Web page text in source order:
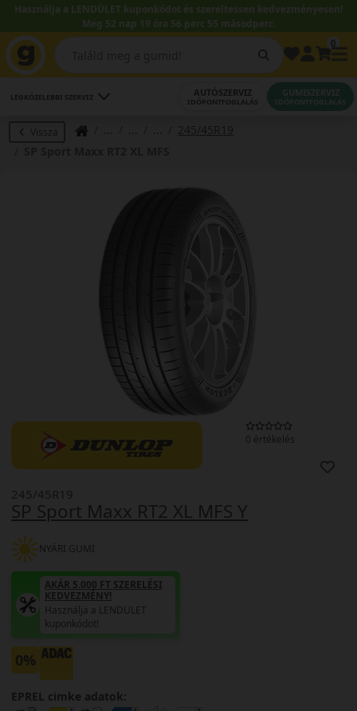
Használja a LENDÜLET kuponkódot és szereltessen kedvezményesen!
Még 52 nap 19 óra 56 perc 54 másodperc.
LEGKÖZELEBBI SZERVIZ AUTÓSZERVIZ
IDŐPONTFOGLALÁS
GUMISZERVIZ
IDŐPONTFOGLALÁS
Vissza
245/45R19
0 értékelés
SP Sport Maxx RT2 XL MFS Y
245/45R19
NYÁRI GUMI
AKÁR 5.000 FT SZERELÉSI
KEDVEZMÉNY!
Használja a LENDÜLET
kuponkódot!
0%
EPREL cimke adatok: